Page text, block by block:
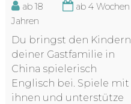
ab 18
Jahren
ab 4 Wochen
Du bringst den Kindern
deiner Gastfamilie in
China spielerisch
Englisch bei. Spiele mit
ihnen und unterstütze